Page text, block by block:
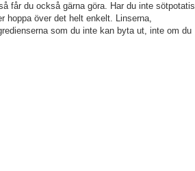
får du också gärna göra. Har du inte sötpotatis
hoppa över det helt enkelt. Linserna,
som du inte kan byta ut, inte om du